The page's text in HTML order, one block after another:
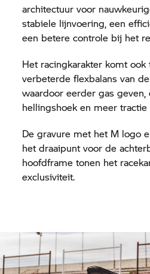
architectuur voor
stabiele lijnvoering, een
een betere controle bij het
Het racingkarakter komt
verbeterde flexbalans van
waardoor eerder gas geven,
hellingshoek en meer
De gravure met het M logo
het draaipunt voor de
hoofdframe tonen het
exclusiviteit.